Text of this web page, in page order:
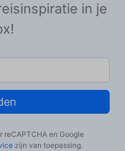
in je
reCAPTCHA en Google
zijn van toepassing.